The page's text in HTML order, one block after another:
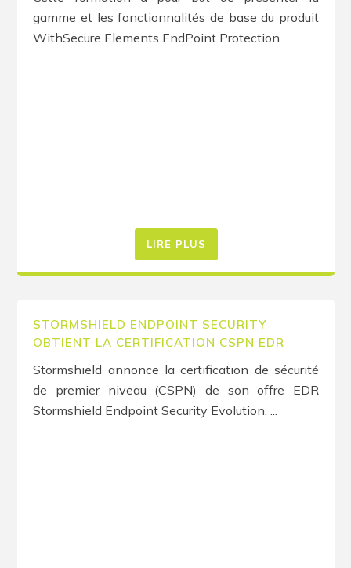
gamme et les fonctionnalités de base du produit
WithSecure Elements EndPoint Protection....
LIRE PLUS
STORMSHIELD ENDPOINT SECURITY
OBTIENT LA CERTIFICATION CSPN EDR
Stormshield annonce la certification de sécurité
de premier niveau (CSPN) de son offre EDR
Stormshield Endpoint Security Evolution. ...